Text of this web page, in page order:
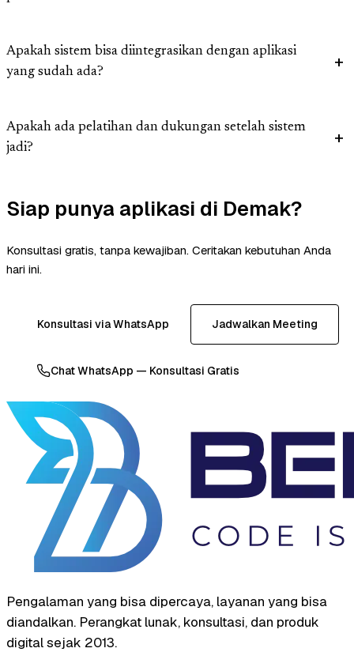
Apakah sistem bisa diintegrasikan dengan aplikasi
yang sudah ada?
Apakah ada pelatihan dan dukungan setelah sistem
jadi?
Siap punya aplikasi di Demak?
Konsultasi gratis, tanpa kewajiban. Ceritakan kebutuhan Anda
hari ini.
Konsultasi via WhatsApp Jadwalkan Meeting
Chat WhatsApp — Konsultasi Gratis
Pengalaman yang bisa dipercaya, layanan yang bisa
diandalkan. Perangkat lunak, konsultasi, dan produk
digital sejak 2013.